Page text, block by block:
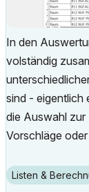
In den
volständig
sind - eigentlich
die Auswahl zur
Vorschläge
Listen &